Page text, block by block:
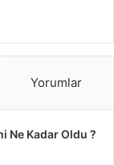
Yorumlar
Ne Kadar Oldu ?